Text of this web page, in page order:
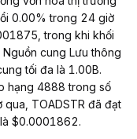
0.00% trong 24 giờ
trong khi khối
cung Lưu thông
tối đa là 1.00B.
hạng 4888 trong số
TOADSTR đã đạt
$0.0001862.